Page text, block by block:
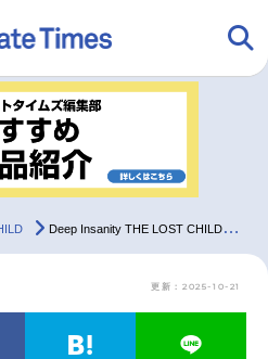
アニメ
Deep Insanity THE LOST CHILD｜アニメ声優・キャラクター・登場人物・2021秋アニメ最新情報一覧
更新：2025-10-21